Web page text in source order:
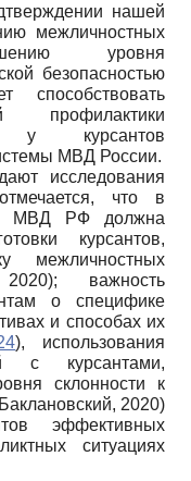
нашей
межличностных
уровня
безопасностью
способствовать
профилактики
у курсантов
МВД России.
исследования
что в
МВД РФ должна
курсантов,
межличностных
важность
о специфике
и способах их
), использования
с курсантами,
склонности к
2020)
эффективных
ситуациях